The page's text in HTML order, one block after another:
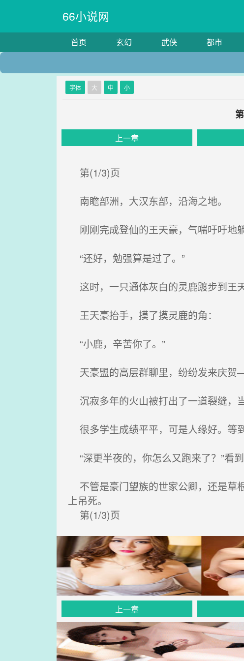
66小说网
首页 玄幻 武侠 都市
字体 大 中 小
上一章
第(1/3)页
南瞻部洲，大汉东部，沿海之地。
刚刚完成登仙的王天豪，气喘吁吁地
“还好，勉强算是过了。”
这时，一只通体灰白的灵鹿踱步到王
王天豪抬手，摸了摸灵鹿的角：
“小鹿，辛苦你了。”
天豪盟的高层群聊里，纷纷发来庆
沉寂多年的火山被打出了一道裂缝，
很多学生成绩平平，可是人缘好。等
“深更半夜的，你怎么又跑来了？”看
不管是豪门望族的世家公卿，还是草
上吊死。
第(1/3)页
上一章